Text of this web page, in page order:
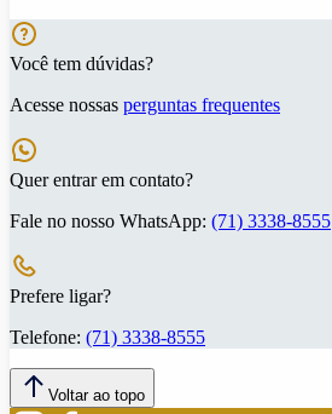
Você tem dúvidas?
Acesse nossas perguntas frequentes
Quer entrar em contato?
Fale no nosso WhatsApp: (71) 3338-8555
Prefere ligar?
Telefone: (71) 3338-8555
Voltar ao topo